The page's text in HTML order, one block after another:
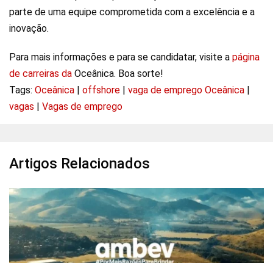
parte de uma equipe comprometida com a excelência e a
inovação.
Para mais informações e para se candidatar, visite a página
de carreiras da Oceânica. Boa sorte!
Tags: Oceânica offshore vaga de emprego Oceânica
vagas
Vagas de emprego
Artigos Relacionados